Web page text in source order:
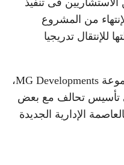
من المشروع
للإنتقال تدريجيا
وأضاف رئيس مجلس إدارة مجموعة MG Developments،
تأسيس تحالف مع بعض
الإدارية الجديدة